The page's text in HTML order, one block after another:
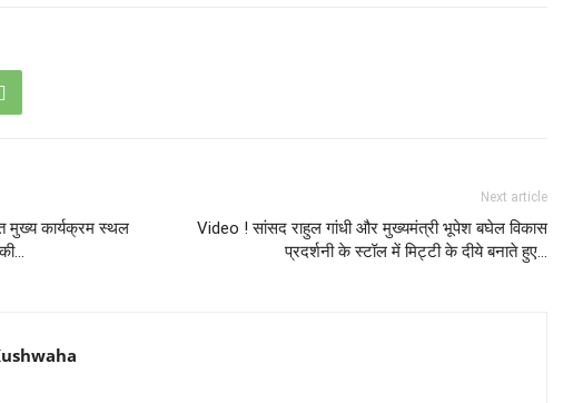
मुख्य कार्यक्रम स्थल
Next article
Video ! सांसद राहुल गांधी और मुख्यमंत्री भूपेश बघेल विकास
प्रदर्शनी के स्टॉल में मिट्टी के दीये बनाते हुए...